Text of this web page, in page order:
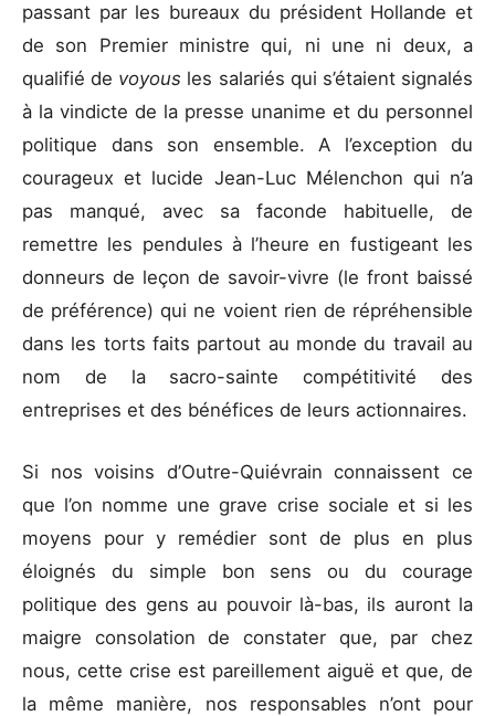
passant par les bureaux du président Hollande et
de son Premier ministre qui, ni une ni deux, a
qualifié de voyous les salariés qui s’étaient signalés
à la vindicte de la presse unanime et du personnel
politique dans son ensemble. A l’exception du
courageux et lucide Jean-Luc Mélenchon qui n’a
pas manqué, avec sa faconde habituelle, de
remettre les pendules à l’heure en fustigeant les
donneurs de leçon de savoir-vivre (le front baissé
de préférence) qui ne voient rien de répréhensible
dans les torts faits partout au monde du travail au
nom de la sacro-sainte compétitivité des
entreprises et des bénéfices de leurs actionnaires.
Si nos voisins d’Outre-Quiévrain connaissent ce
que l’on nomme une grave crise sociale et si les
moyens pour y remédier sont de plus en plus
éloignés du simple bon sens ou du courage
politique des gens au pouvoir là-bas, ils auront la
maigre consolation de constater que, par chez
nous, cette crise est pareillement aiguë et que, de
la même manière, nos responsables n’ont pour